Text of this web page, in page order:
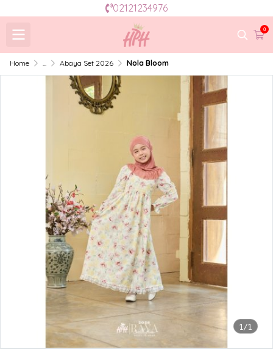
02121234976
0
Home ... Abaya Set 2026 Nola Bloom
1/1